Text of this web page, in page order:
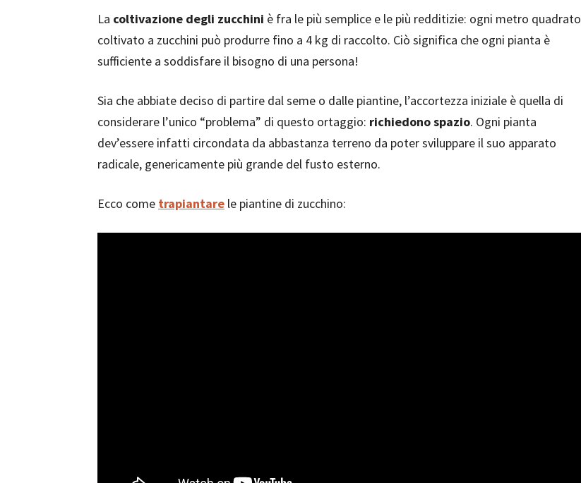
La coltivazione degli zucchini è fra le più semplice e le più redditizie: ogni metro quadrato
coltivato a zucchini può produrre fino a 4 kg di raccolto. Ciò significa che ogni pianta è
sufficiente a soddisfare il bisogno di una persona!
Sia che abbiate deciso di partire dal seme o dalle piantine, l’accortezza iniziale è quella di
considerare l’unico “problema” di questo ortaggio: richiedono spazio. Ogni pianta
dev’essere infatti circondata da abbastanza terreno da poter sviluppare il suo apparato
radicale, genericamente più grande del fusto esterno.
Ecco come trapiantare le piantine di zucchino: